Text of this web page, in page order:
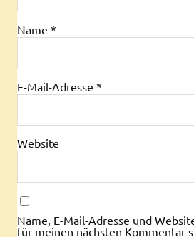
Name *
E-Mail-Adresse *
Website
Name, E-Mail-Adresse und
für meinen nächsten Kommentar